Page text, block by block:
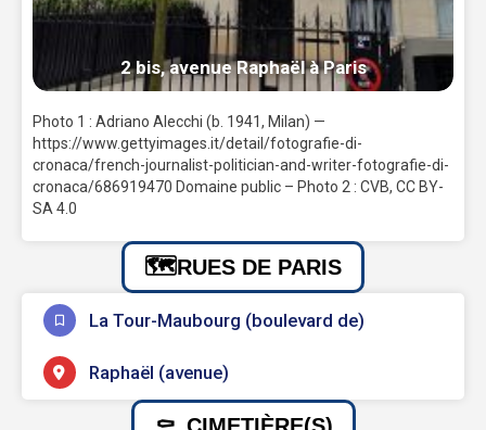
2 bis, avenue Raphaël à Paris
Photo 1 : Adriano Alecchi (b. 1941, Milan) —
https://www.gettyimages.it/detail/fotografie-di-
cronaca/french-journalist-politician-and-writer-fotografie-di-
cronaca/686919470 Domaine public – Photo 2 : CVB, CC BY-
SA 4.0
RUES DE PARIS
La Tour-Maubourg (boulevard de)
Raphaël (avenue)